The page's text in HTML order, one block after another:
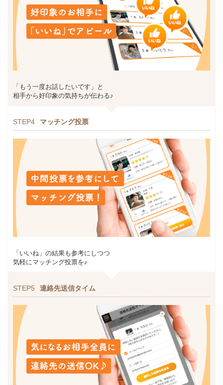
「もう一度お話したいです」と
相手から好印象の気持ちが伝わる♪
STEP4 マッチング投票
「いいね」の結果も参考にしつつ
気軽にマッチング投票を♪
STEP5 連絡先送信タイム